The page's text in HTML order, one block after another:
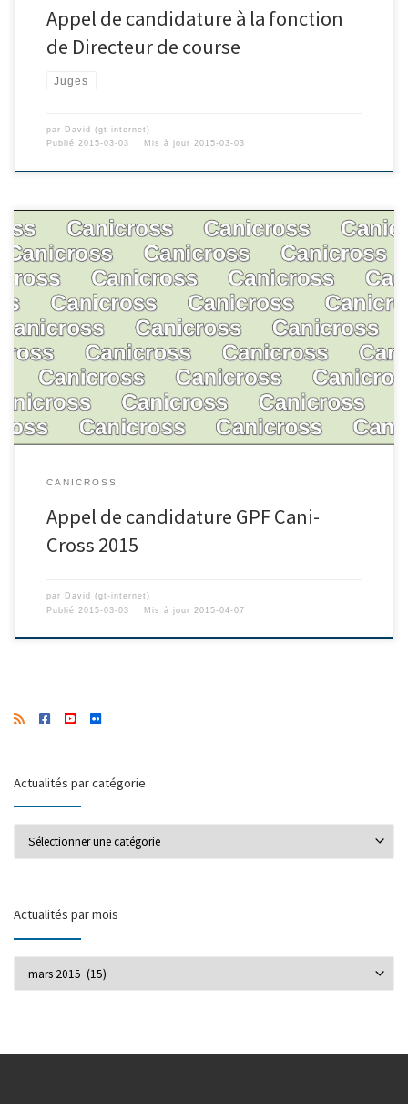
Appel de candidature à la fonction
de Directeur de course
Juges
par David (gt-internet)
Publié 2015-03-03 Mis à jour 2015-03-03
CANICROSS
Appel de candidature GPF Cani-
Cross 2015
par David (gt-internet)
Publié 2015-03-03 Mis à jour 2015-04-07
Actualités par catégorie
Actualités par mois